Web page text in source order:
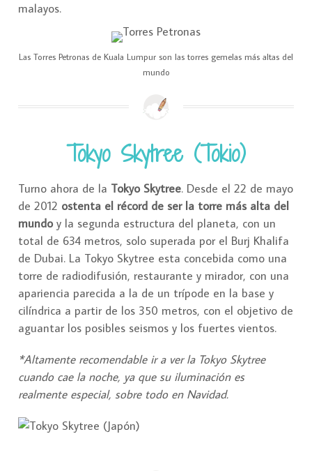
malayos.
Las Torres Petronas de Kuala Lumpur son las torres gemelas más altas del
mundo
Tokyo Skytree (Tokio)
Turno ahora de la Tokyo Skytree. Desde el 22 de mayo
de 2012 ostenta el récord de ser la torre más alta del
mundo y la segunda estructura del planeta, con un
total de 634 metros, solo superada por el Burj Khalifa
de Dubai. La Tokyo Skytree esta concebida como una
torre de radiodifusión, restaurante y mirador, con una
apariencia parecida a la de un trípode en la base y
cilíndrica a partir de los 350 metros, con el objetivo de
aguantar los posibles seismos y los fuertes vientos.
*Altamente recomendable ir a ver la Tokyo Skytree
cuando cae la noche, ya que su iluminación es
realmente especial, sobre todo en Navidad.